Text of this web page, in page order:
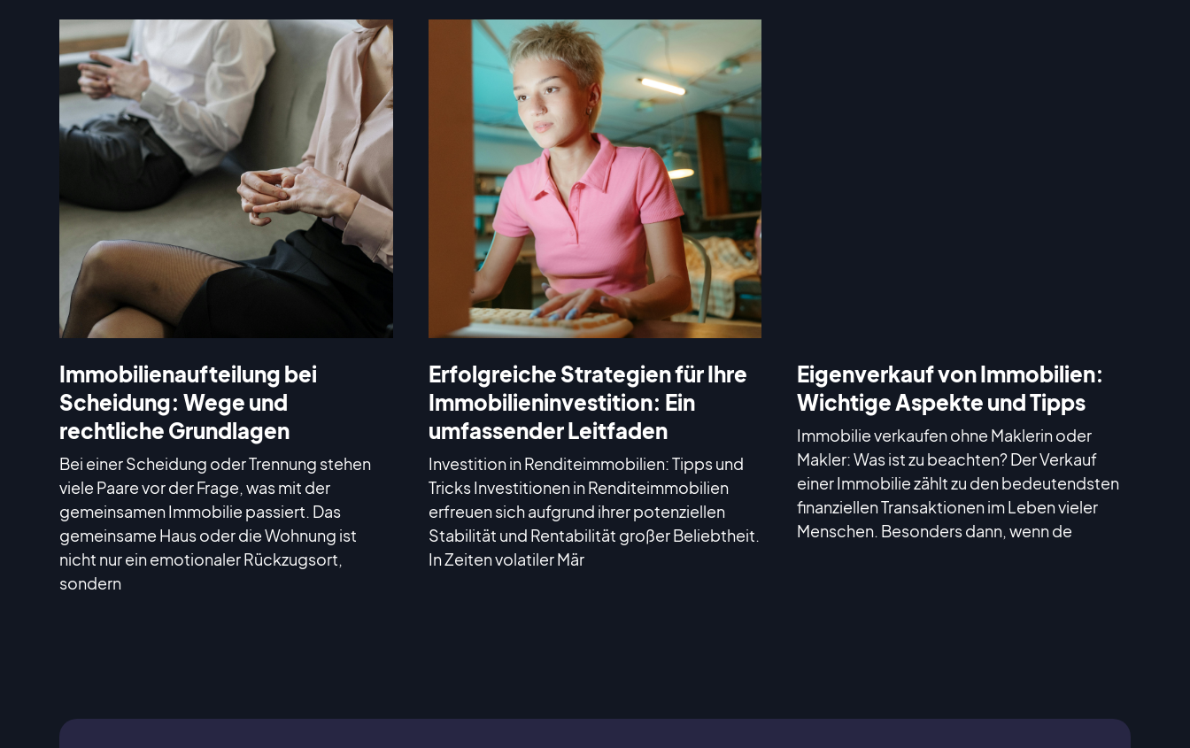
Immobilienaufteilung bei
Scheidung: Wege und
rechtliche Grundlagen
Bei einer Scheidung oder Trennung stehen
viele Paare vor der Frage, was mit der
gemeinsamen Immobilie passiert. Das
gemeinsame Haus oder die Wohnung ist
nicht nur ein emotionaler Rückzugsort,
sondern
Erfolgreiche Strategien für Ihre
Immobilieninvestition: Ein
umfassender Leitfaden
Investition in Renditeimmobilien: Tipps und
Tricks Investitionen in Renditeimmobilien
erfreuen sich aufgrund ihrer potenziellen
Stabilität und Rentabilität großer Beliebtheit.
In Zeiten volatiler Mär
Eigenverkauf von Immobilien:
Wichtige Aspekte und Tipps
Immobilie verkaufen ohne Maklerin oder
Makler: Was ist zu beachten? Der Verkauf
einer Immobilie zählt zu den bedeutendsten
finanziellen Transaktionen im Leben vieler
Menschen. Besonders dann, wenn de